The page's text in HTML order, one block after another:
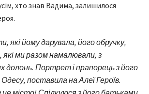
хто знав Вадима, залишилося
які йому дарувала, його обручку,
ми разом намалювали, з
долонь. Портрет і прапорець з його
Одесу, поставила на Алеї Героїв.